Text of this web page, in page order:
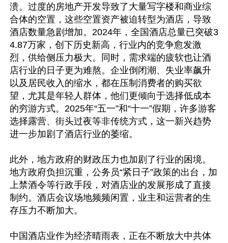
溃。过度的房地产开发导致了大量写字楼和商业综
合体的空置，这些空置资产被迫转型为酒店，导致
酒店数量急剧增加。2024年，全国酒店总量已突破3
4.87万家，创下历史新高，行业内的竞争愈发激
烈，供给侧压力极大。同时，需求端的疲软也让酒
店行业的日子更为难熬。企业倒闭潮、失业率飙升
以及居民收入的缩水，都在压制消费者的购买欲
望，尤其是年轻人群体，他们更倾向于选择低成本
的穷游方式。2025年“五一”和“十一”假期，许多游客
选择露营、街头过夜等非传统方式，这一新兴趋势
进一步加剧了酒店行业的萎缩。
此外，地方政府的财政压力也加剧了行业的困境。
地方政府负担沉重，公务员“紧日子”政策的出台，加
上禁酒令等行政手段，对酒店业的发展形成了直接
制约。酒店会议场地频频闲置，业主和运营者的生
存压力不断加大。
中国酒店业作为经济晴雨表，正在不断放大中共体